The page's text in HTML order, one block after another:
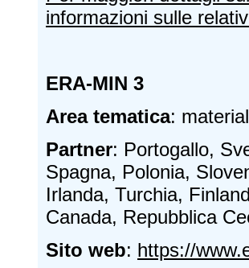
informazioni sulle
ERA-MIN 3
Area tematica:
Partner: Portogallo,
Spagna, Polonia,
Irlanda, Turchia,
Canada, Repubblica
Sito web: https://